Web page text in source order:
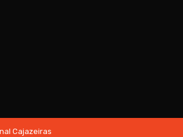
Cajazeiras